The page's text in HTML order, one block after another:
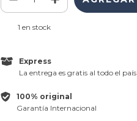
1 en stock
Express
La entrega es gratis al todo el país
100% original
Garantía Internacional